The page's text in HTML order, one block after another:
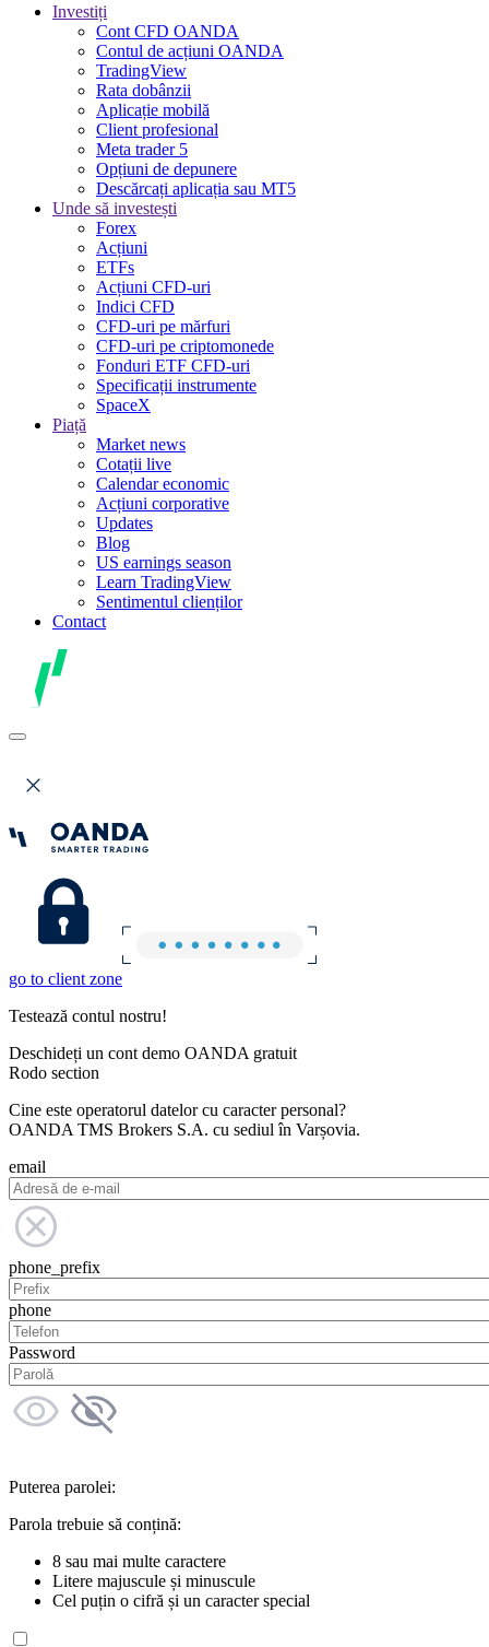
Investiți
Cont CFD OANDA
Contul de acțiuni OANDA
TradingView
Rata dobânzii
Aplicație mobilă
Client profesional
Meta trader 5
Opțiuni de depunere
Descărcați aplicația sau MT5
Unde să investești
Forex
Acțiuni
ETFs
Acțiuni CFD-uri
Indici CFD
CFD-uri pe mărfuri
CFD-uri pe criptomonede
Fonduri ETF CFD-uri
Specificații instrumente
SpaceX
Piață
Market news
Cotații live
Calendar economic
Acțiuni corporative
Updates
Blog
US earnings season
Learn TradingView
Sentimentul clienților
Contact
go to client zone
Testează contul nostru!
Deschideți un cont demo OANDA gratuit
Rodo section
Cine este operatorul datelor cu caracter personal?
OANDA TMS Brokers S.A. cu sediul în Varșovia.
email
phone_prefix
phone
Password
Puterea parolei:
Parola trebuie să conțină:
8 sau mai multe caractere
Litere majuscule și minuscule
Cel puțin o cifră și un caracter special